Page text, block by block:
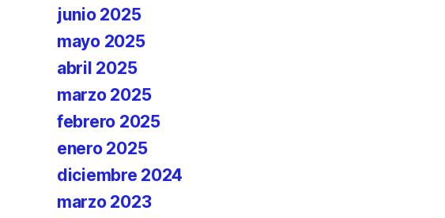
junio 2025
mayo 2025
abril 2025
marzo 2025
febrero 2025
enero 2025
diciembre 2024
marzo 2023